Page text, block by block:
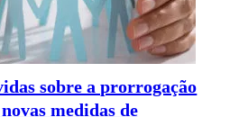
sobre a prorrogação
medidas de